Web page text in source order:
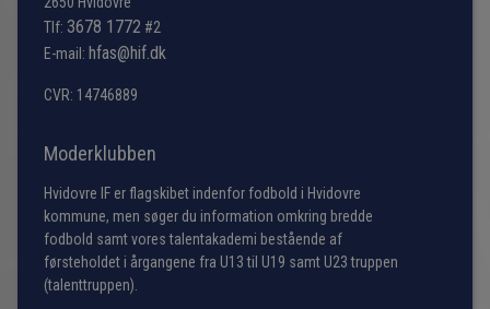
Tlf: 3678 1772 #2
E-mail: hfas@hif.dk
CVR: 14746889
Moderklubben
Hvidovre IF er flagskibet indenfor fodbold i Hvidovre
kommune, men søger du information omkring bredde
fodbold samt vores talentakademi bestående af
førsteholdet i årgangene fra U13 til U19 samt U23 truppen
(talenttruppen).